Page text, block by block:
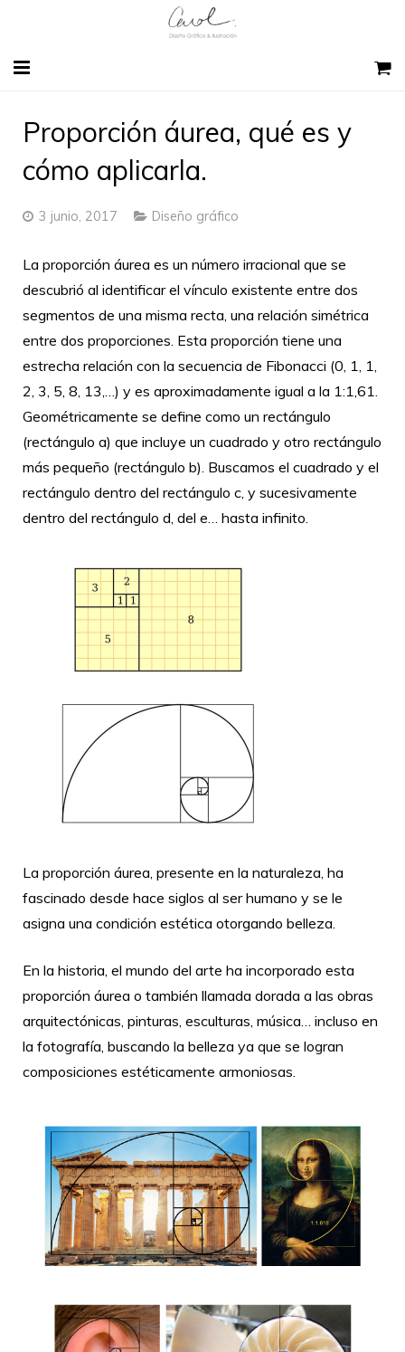
SOBRE MI
CONTACTO
BLOG
Proporción áurea, qué es y
cómo aplicarla.
3 junio, 2017 Diseño gráfico
La proporción áurea es un número irracional que se
descubrió al identificar el vínculo existente entre dos
segmentos de una misma recta, una relación simétrica
entre dos proporciones. Esta proporción tiene una
estrecha relación con la secuencia de Fibonacci (0, 1, 1,
2, 3, 5, 8, 13,…) y es aproximadamente igual a la 1:1,61.
Geométricamente se define como un rectángulo
(rectángulo a) que incluye un cuadrado y otro rectángulo
más pequeño (rectángulo b). Buscamos el cuadrado y el
rectángulo dentro del rectángulo c, y sucesivamente
dentro del rectángulo d, del e… hasta infinito.
La proporción áurea, presente en la naturaleza, ha
fascinado desde hace siglos al ser humano y se le
asigna una condición estética otorgando belleza.
En la historia, el mundo del arte ha incorporado esta
proporción áurea o también llamada dorada a las obras
arquitectónicas, pinturas, esculturas, música… incluso en
la fotografía, buscando la belleza ya que se logran
composiciones estéticamente armoniosas.